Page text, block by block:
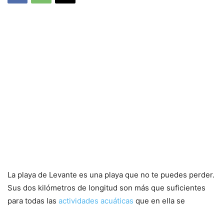
La playa de Levante es una playa que no te puedes perder.
Sus dos kilómetros de longitud son más que suficientes
para todas las actividades acuáticas que en ella se